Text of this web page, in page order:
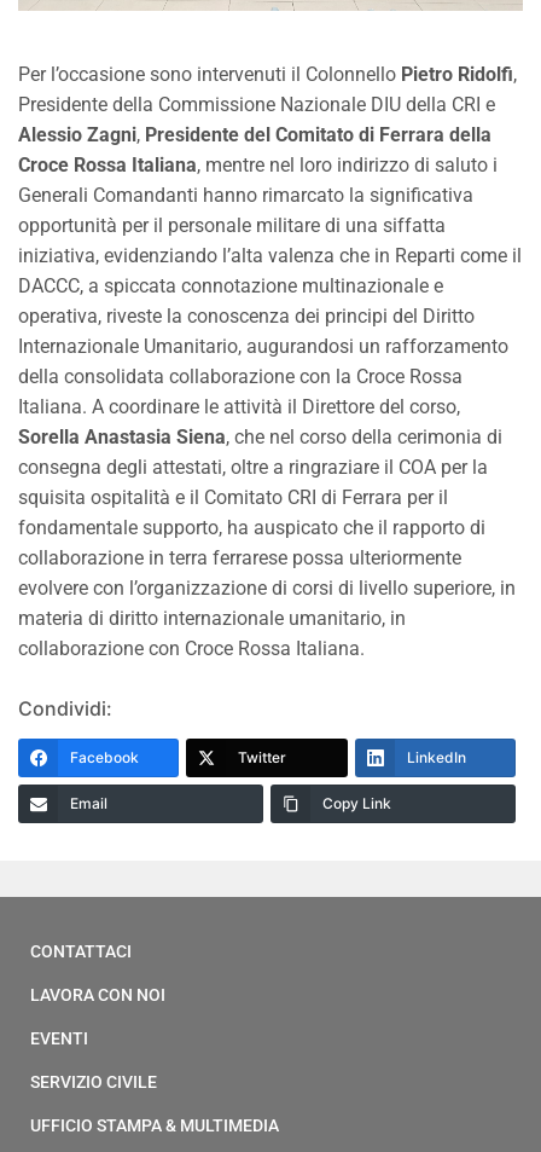
Per l’occasione sono intervenuti il Colonnello Pietro Ridolfi,
Presidente della Commissione Nazionale DIU della CRI e
Alessio Zagni, Presidente del Comitato di Ferrara della
Croce Rossa Italiana, mentre nel loro indirizzo di saluto i
Generali Comandanti hanno rimarcato la significativa
opportunità per il personale militare di una siffatta
iniziativa, evidenziando l’alta valenza che in Reparti come il
DACCC, a spiccata connotazione multinazionale e
operativa, riveste la conoscenza dei principi del Diritto
Internazionale Umanitario, augurandosi un rafforzamento
della consolidata collaborazione con la Croce Rossa
Italiana. A coordinare le attività il Direttore del corso,
Sorella Anastasia Siena, che nel corso della cerimonia di
consegna degli attestati, oltre a ringraziare il COA per la
squisita ospitalità e il Comitato CRI di Ferrara per il
fondamentale supporto, ha auspicato che il rapporto di
collaborazione in terra ferrarese possa ulteriormente
evolvere con l’organizzazione di corsi di livello superiore, in
materia di diritto internazionale umanitario, in
collaborazione con Croce Rossa Italiana.
Condividi:
Facebook Twitter LinkedIn
Email Copy Link
CONTATTACI
LAVORA CON NOI
EVENTI
SERVIZIO CIVILE
UFFICIO STAMPA & MULTIMEDIA